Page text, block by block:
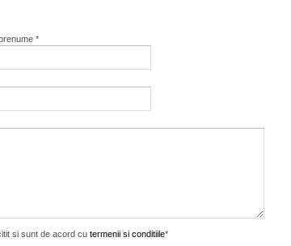
*
si sunt de acord cu termenii si conditiile*